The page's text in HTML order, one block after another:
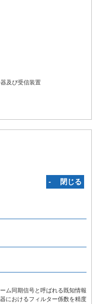
及び受信装置
‐ 閉じる
ム同期信号と呼ばれる既知情報
におけるフィルター係数を精度